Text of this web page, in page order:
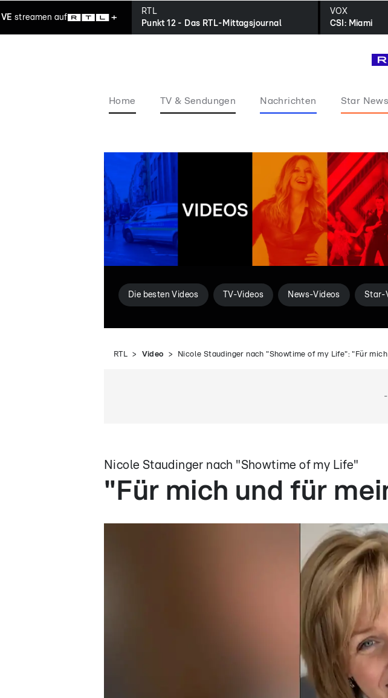
streamen auf
RTL
Punkt 12 - Das RTL-Mittagsjournal
VOX
CSI: Miami
Home TV & Sendungen Nachrichten Star News
Die besten Videos TV-Videos News-Videos Star-
RTL Video Nicole Staudinger nach "Showtime of my Life": "Für
Nicole Staudinger nach "Showtime of my Life"
"Für mich und für